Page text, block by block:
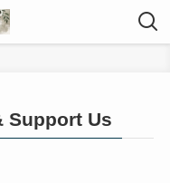
Support Us